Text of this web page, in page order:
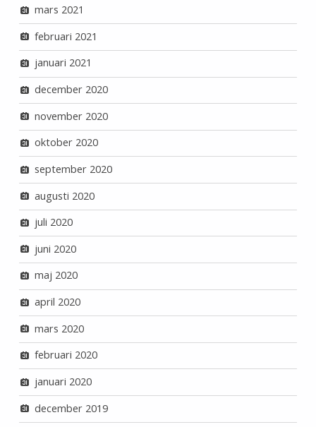
mars 2021
februari 2021
januari 2021
december 2020
november 2020
oktober 2020
september 2020
augusti 2020
juli 2020
juni 2020
maj 2020
april 2020
mars 2020
februari 2020
januari 2020
december 2019